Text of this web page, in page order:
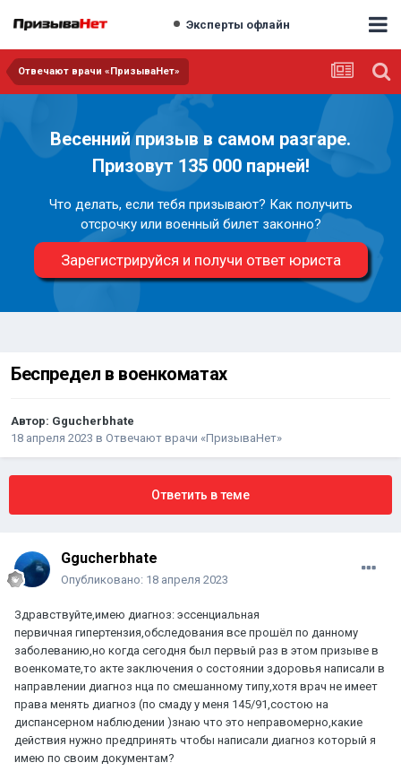
Эксперты офлайн
Отвечают врачи «ПризываНет»
Весенний призыв в самом разгаре.
Призовут 135 000 парней!
Что делать, если тебя призывают? Как получить
отсрочку или военный билет законно?
Зарегистрируйся и получи ответ юриста
Беспредел в военкоматах
Автор: Ggucherbhate
18 апреля 2023 в Отвечают врачи «ПризываНет»
Ответить в теме
Ggucherbhate
Опубликовано: 18 апреля 2023
Здравствуйте,имею диагноз: эссенциальная
первичная гипертензия,обследования все прошёл по данному
заболеванию,но когда сегодня был первый раз в этом призыве в
военкомате,то акте заключения о состоянии здоровья написали в
направлении диагноз нца по смешанному типу,хотя врач не имеет
права менять диагноз (по смаду у меня 145/91,состою на
диспансерном наблюдении )знаю что это неправомерно,какие
действия нужно предпринять чтобы написали диагноз который я
имею по своим документам?